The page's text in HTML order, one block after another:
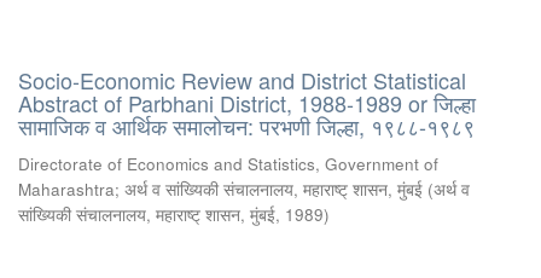
Socio-Economic Review and District Statistical
Abstract of Parbhani District, 1988-1989 or जिल्हा
सामाजिक व आर्थिक समालोचन: परभणी जिल्हा, १९८८-१९८९
Directorate of Economics and Statistics, Government of
Maharashtra; अर्थ व सांख्यिकी संचालनालय, महाराष्ट् शासन, मुंबई (अर्थ व
सांख्यिकी संचालनालय, महाराष्ट् शासन, मुंबई, 1989)